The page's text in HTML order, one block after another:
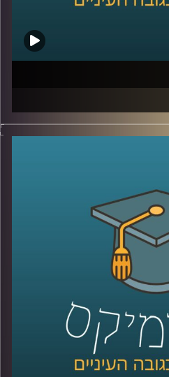
אירע פיגוע טרור קטלני בעיירת הנופש
שבחבל קשמיר, בו נרצחו 26 בני אדם. הפיגוע, שנחשב
והמתיחות בין שתי
מדרגה.
במצב גיאופוליטי מורכב. היא
עם מדינות כמו ארה”ב ורוסיה,
וערב הסעודית. ישראל, בתור
סיוע בטחוני, כולל מידע
הללו, אני שמחה להציג את
מאוניברסיטת רייכמן, שתסייע
פקיסטני, את השפעתו על האזור,